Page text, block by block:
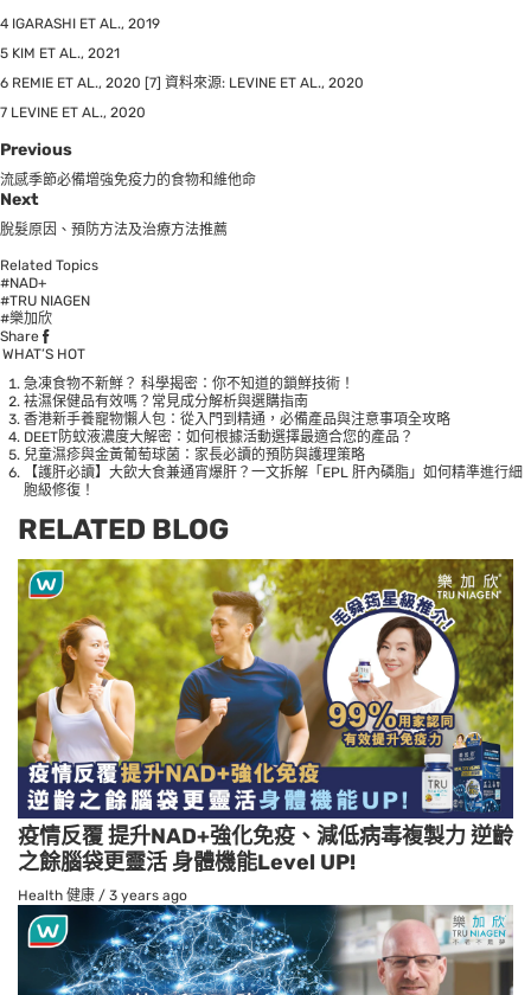
4 IGARASHI ET AL., 2019
5 KIM ET AL., 2021
6 REMIE ET AL., 2020 [7] 資料來源: LEVINE ET AL., 2020
7 LEVINE ET AL., 2020
Previous
流感季節必備增強免疫力的食物和維他命
Next
脫髮原因、預防方法及治療方法推薦
Related Topics
#NAD+
#TRU NIAGEN
#樂加欣
Share
WHAT’S HOT
急凍食物不新鮮？ 科學揭密：你不知道的鎖鮮技術！
袪濕保健品有效嗎？常見成分解析與選購指南
香港新手養寵物懶人包：從入門到精通，必備產品與注意事項全攻略
DEET防蚊液濃度大解密：如何根據活動選擇最適合您的產品？
兒童濕疹與金黃葡萄球菌：家長必讀的預防與護理策略
【護肝必讀】大飲大食兼通宵爆肝？一文拆解「EPL 肝內磷脂」如何精準進行細
胞級修復！
RELATED BLOG
疫情反覆 提升NAD+強化免疫、減低病毒複製力 逆齡
之餘腦袋更靈活 身體機能Level UP!
Health 健康 / 3 years ago